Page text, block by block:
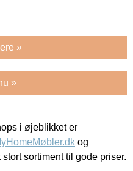
»
»
i øjeblikket er
og
sortiment til gode priser.